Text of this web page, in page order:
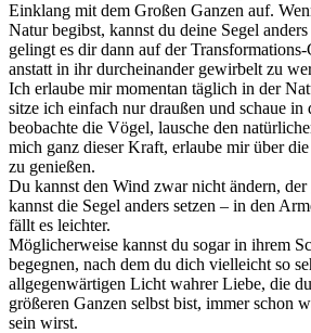
Einklang mit dem Großen Ganzen auf.
Natur begibst, kannst du deine Segel
gelingt es dir dann auf der
anstatt in ihr durcheinander gewirbelt zu
Ich erlaube mir momentan täglich in der
sitze ich einfach nur draußen und schaue
beobachte die Vögel, lausche den
mich ganz dieser Kraft, erlaube mir über
zu genießen.
Du kannst den Wind zwar nicht ändern, der
kannst die Segel anders setzen – in den
fällt es leichter.
Möglicherweise kannst du sogar in ihrem
begegnen, nach dem du dich vielleicht so
allgegenwärtigen Licht wahrer Liebe, die
größeren Ganzen selbst bist, immer schon
sein wirst.